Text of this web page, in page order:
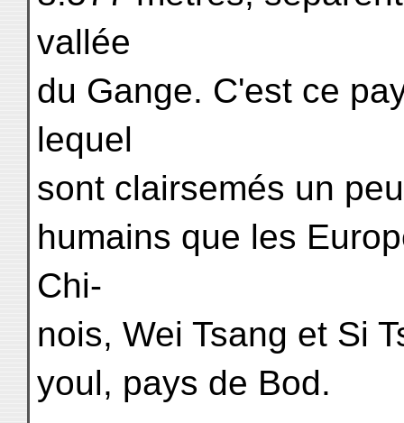
vallée
du Gange. C'est ce
lequel
sont clairsemés un
humains que les
Chi-
nois, Wei Tsang et Si
youl, pays de Bod.